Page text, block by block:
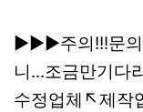
▶▶▶주의!!!문의
니...조금만기다
수정업체↖제작